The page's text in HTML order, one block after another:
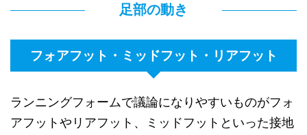
足部の動き
フォアフット・ミッドフット・リアフット
ランニングフォームで議論になりやすいものがフォ
アフットやリアフット、ミッドフットといった接地